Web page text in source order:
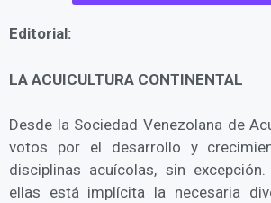
Editorial:
LA ACUICULTURA CONTINENTAL
Desde la Sociedad Venezolana de
votos por el desarrollo y
disciplinas acuícolas, sin
ellas está implícita la necesaria